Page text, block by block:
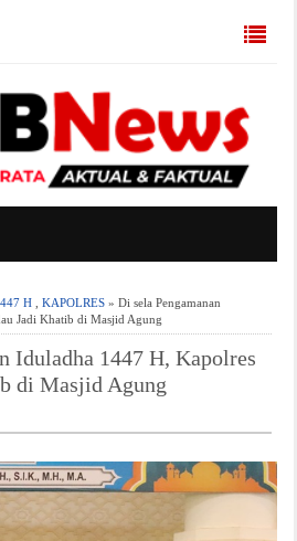
H, KAPOLRES» Di sela Pengamanan
Jadi Khatib di Masjid Agung
Iduladha 1447 H, Kapolres
di Masjid Agung